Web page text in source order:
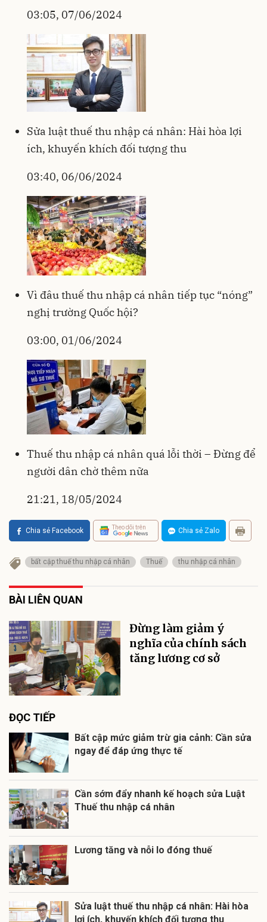
03:05, 07/06/2024
Sửa luật thuế thu nhập cá nhân: Hài hòa lợi
ích, khuyến khích đối tượng thu
03:40, 06/06/2024
Vì đâu thuế thu nhập cá nhân tiếp tục “nóng”
nghị trường Quốc hội?
03:00, 01/06/2024
Thuế thu nhập cá nhân quá lỗi thời – Đừng để
người dân chờ thêm nữa
21:21, 18/05/2024
Chia sẻ Facebook Theo dõi trên Chia sẻ Zalo
bất cập thuế thu nhập cá nhân Thuế thu nhập cá nhân
BÀI LIÊN QUAN
Đừng làm giảm ý
nghĩa của chính sách
tăng lương cơ sở
ĐỌC TIẾP
Bất cập mức giảm trừ gia cảnh: Cần sửa
ngay để đáp ứng thực tế
Cần sớm đẩy nhanh kế hoạch sửa Luật
Thuế thu nhập cá nhân
Lương tăng và nỗi lo đóng thuế
Sửa luật thuế thu nhập cá nhân: Hài hòa
lợi ích, khuyến khích đối tượng thu